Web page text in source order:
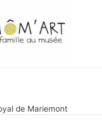
de Mariemont